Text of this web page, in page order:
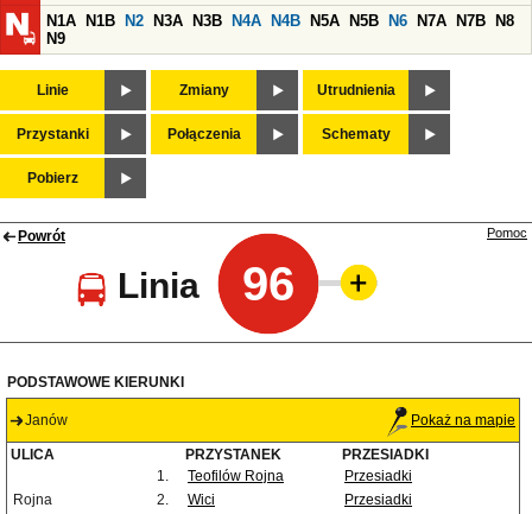
N1A
N1B N2 N3A N3B N4A N4B N5A N5B N6 N7A N7B
N8
N9
Linie Zmiany Utrudnienia
Przystanki Połączenia Schematy
Pobierz
Powrót
Linia 96
Pomoc
PODSTAWOWE KIERUNKI
Janów Pokaż na mapie
ULICA PRZYSTANEK
PRZESIADKI
1.
Teofilów Rojna
Przesiadki
Rojna
2. Wici
Przesiadki